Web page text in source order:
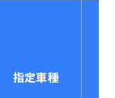
指定車種